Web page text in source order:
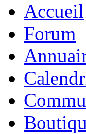
Accueil
Forum